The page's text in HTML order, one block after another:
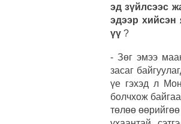
эд зүйлсээс
эдээр хийсэн
үү ?
- Зөг эмээ
засаг
үе гэхэд л
болчхож
төлөө